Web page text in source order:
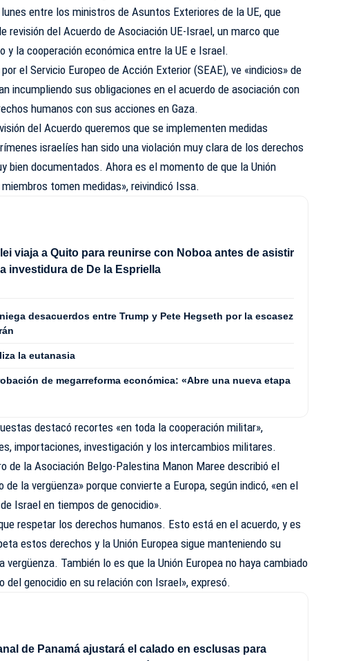
entre los ministros de Asuntos Exteriores de la UE, que
revisión del Acuerdo de Asociación UE-Israel, un marco que
y la cooperación económica entre la UE e Israel.
el Servicio Europeo de Acción Exterior (SEAE), ve «indicios» de
incumpliendo sus obligaciones en el acuerdo de asociación con
humanos con sus acciones en Gaza.
del Acuerdo queremos que se implementen medidas
israelíes han sido una violación muy clara de los derechos
bien documentados. Ahora es el momento de que la Unión
tomen medidas», reivindicó Issa.
viaja a Quito para reunirse con Noboa antes de asistir
investidura de De la Espriella
desacuerdos entre Trump y Pete Hegseth por la escasez
la eutanasia
de megarreforma económica: «Abre una nueva etapa
destacó recortes «en toda la cooperación militar»,
importaciones, investigación y los intercambios militares.
de la Asociación Belgo-Palestina Manon Maree describió el
la vergüenza» porque convierte a Europa, según indicó, «en el
Israel en tiempos de genocidio».
respetar los derechos humanos. Esto está en el acuerdo, y es
estos derechos y la Unión Europea sigue manteniendo su
vergüenza. También lo es que la Unión Europea no haya cambiado
del genocidio en su relación con Israel», expresó.
de Panamá ajustará el calado en esclusas para